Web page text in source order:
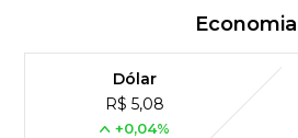
Economia
Dólar
R$ 5,08
+0,04%